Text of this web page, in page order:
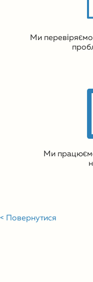
Ми
Ми
< Повернутися